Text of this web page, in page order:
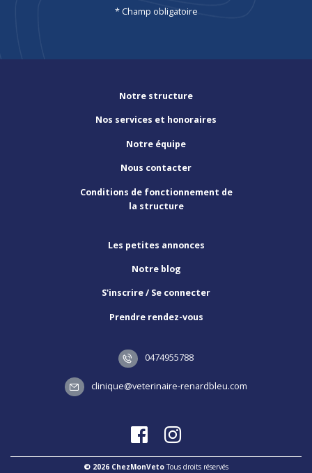
* Champ obligatoire
Notre structure
Nos services et honoraires
Notre équipe
Nous contacter
Conditions de fonctionnement de
la structure
Les petites annonces
Notre blog
S'inscrire / Se connecter
Prendre rendez-vous
0474955788
clinique@veterinaire-renardbleu.com
© 2026 ChezMonVetoTous droits réservés